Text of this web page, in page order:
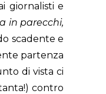
giornalisti e
in parecchi,
scadente e
partenza
di vista ci
contro